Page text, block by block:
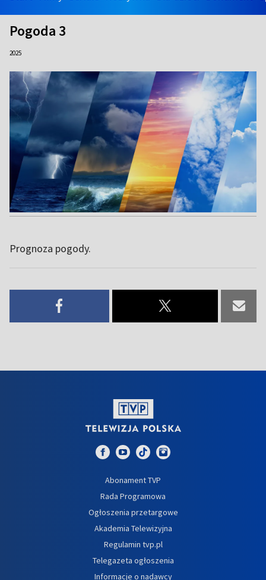
Pogoda 3
2025
Prognoza pogody.
Abonament TVP
Rada Programowa
Ogłoszenia przetargowe
Akademia Telewizyjna
Regulamin tvp.pl
Telegazeta ogłoszenia
Informacje o nadawcy